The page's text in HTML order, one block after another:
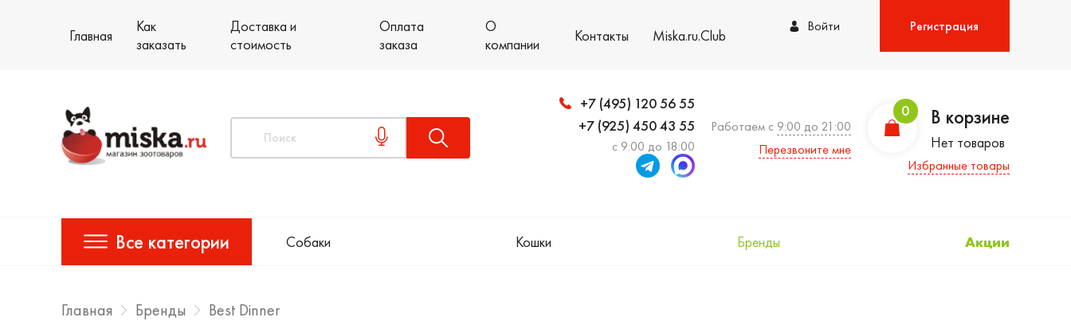
Главная
Как
заказать
Доставка и
стоимость
Оплата
заказа
О
компании
Контакты Miska.ru.Club Войти Регистрация
+7 (495) 120 56 55
+7 (925) 450 43 55
с 9:00 до 18:00
Работаем с 9:00 до 21:00
Перезвоните мне
0 В корзине
Нет товаров
Избранные товары
Все категории Собаки Кошки Бренды Акции
Главная Бренды Best Dinner